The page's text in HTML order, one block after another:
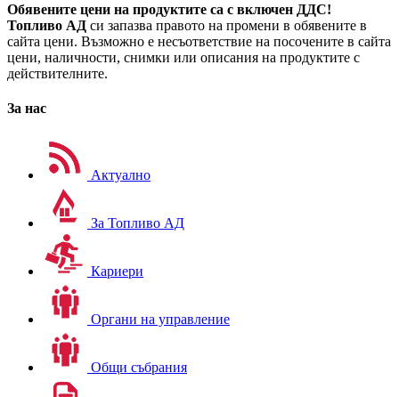
Обявените цени на продуктите са с включен ДДС!
Топливо АД си запазва правото на промени в обявените в
сайта цени. Възможно е несъответствие на посочените в сайта
цени, наличности, снимки или описания на продуктите с
действителните.
За нас
Актуално
За Топливо АД
Кариери
Органи на управление
Общи събрания